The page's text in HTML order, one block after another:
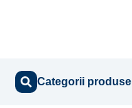
Categorii produse